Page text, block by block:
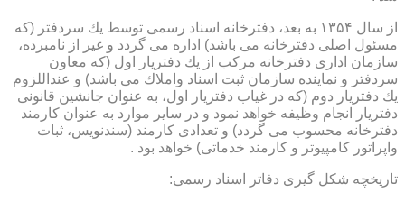
از سال ۱۳۵۴ به بعد، دفترخانه اسناد رسمی توسط یك سردفتر (كه
مسئول اصلی دفترخانه می باشد) اداره می گردد و غیر از نامبرده،
سازمان اداری دفترخانه مركب از یك دفتریار اول (كه معاون
سردفتر و نماینده سازمان ثبت اسناد واملاك می باشد) و عنداللزوم
یك دفتریار دوم (كه در غیاب دفتریار اول، به عنوان جانشین قانونی
دفتریار انجام وظیفه خواهد نمود و در سایر موارد به عنوان كارمند
دفترخانه محسوب می گردد) و تعدادی كارمند (سندنویس، ثبات
واپراتور كامپیوتر و كارمند خدماتی) خواهد بود .
تاریخچه شكل گیری دفاتر اسناد رسمی: